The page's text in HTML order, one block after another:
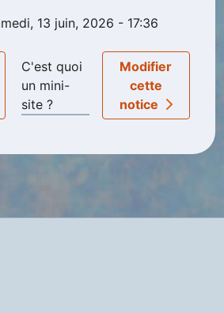
13 juin, 2026 - 17:36
C'est quoi
un mini-
site ?
Modifier
cette
notice